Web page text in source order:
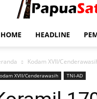
HOME HEADLINE
Kodam XVII/
XVII/Cenderawasih TNI-AD